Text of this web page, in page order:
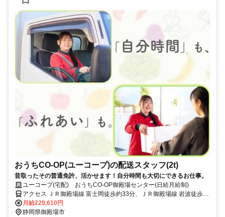
おうちCO-OP(ユーコープ)の配送スタッフ(2t)
昔取ったその普通免許、活かせます！自分時間も大切にできるお仕事。
ユーコープ(宅配) おうちCO-OP御殿場センター(日給月給制)
アクセス ＪＲ御殿場線 富士岡徒歩約33分、ＪＲ御殿場線 岩波徒歩約
32分、ＪＲ御殿場線 南御殿場徒歩約65分
月給229,610円
静岡県御殿場市